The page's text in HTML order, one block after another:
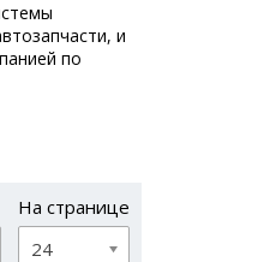
и
по
На странице
24